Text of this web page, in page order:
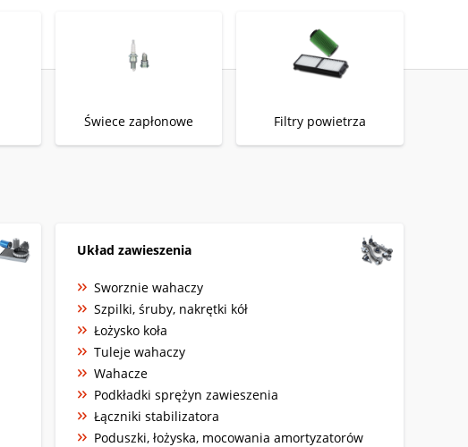
Świece zapłonowe Filtry powietrza
Układ zawieszenia
Sworznie wahaczy
Szpilki, śruby, nakrętki kół
Łożysko koła
Tuleje wahaczy
Wahacze
Podkładki sprężyn zawieszenia
Łączniki stabilizatora
Poduszki, łożyska, mocowania amortyzatorów